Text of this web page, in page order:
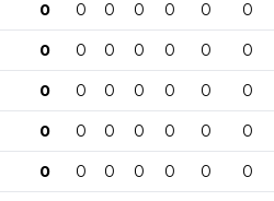
0 0 0 0 0 0 0
0 0 0 0 0 0 0
0 0 0 0 0 0 0
0 0 0 0 0 0 0
0 0 0 0 0 0 0